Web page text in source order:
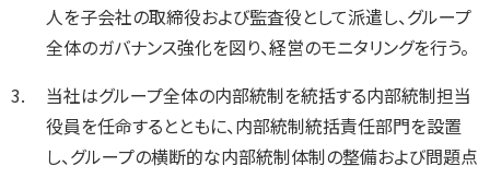
人を子会社の取締役および監査役として派遣し、グループ
全体のガバナンス強化を図り、経営のモニタリングを行う。
当社はグループ全体の内部統制を統括する内部統制担当
役員を任命するとともに、内部統制統括責任部門を設置
し、グループの横断的な内部統制体制の整備および問題点